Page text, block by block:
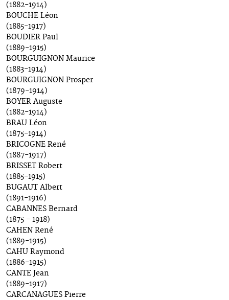
(1882-1914)
BOUCHE Léon
(1885-1917)
BOUDIER Paul
(1889-1915)
BOURGUIGNON Maurice
(1883-1914)
BOURGUIGNON Prosper
(1879-1914)
BOYER Auguste
(1882-1914)
BRAU Léon
(1875-1914)
BRICOGNE René
(1887-1917)
BRISSET Robert
(1885-1915)
BUGAUT Albert
(1891-1916)
CABANNES Bernard
(1875 - 1918)
CAHEN René
(1889-1915)
CAHU Raymond
(1886-1915)
CANTE Jean
(1889-1917)
CARCANAGUES Pierre